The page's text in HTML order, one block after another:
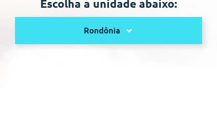
Escolha a unidade abaixo:
Rondônia